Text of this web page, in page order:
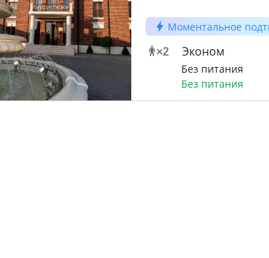
Моментальное
×2 Эконом
Без питания
Без питания